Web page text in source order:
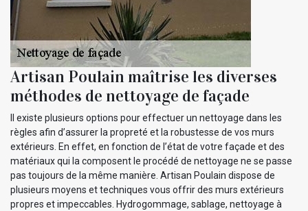
Artisan Poulain maîtrise les diverses
méthodes de nettoyage de façade
Il existe plusieurs options pour effectuer un nettoyage dans les
règles afin d’assurer la propreté et la robustesse de vos murs
extérieurs. En effet, en fonction de l’état de votre façade et des
matériaux qui la composent le procédé de nettoyage ne se passe
pas toujours de la même manière. Artisan Poulain dispose de
plusieurs moyens et techniques vous offrir des murs extérieurs
propres et impeccables. Hydrogommage, sablage, nettoyage à